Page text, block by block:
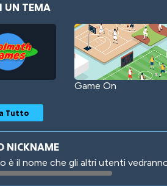
UN TEMA
Game On
International
Tutto
NICKNAME
è il nome che gli altri utenti